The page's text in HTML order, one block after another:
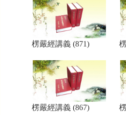
楞嚴經講義 (871)
楞嚴經講義 (867)